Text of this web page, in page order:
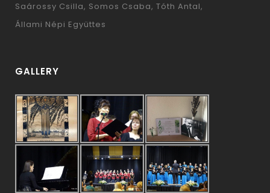
Saárossy Csilla Somos Csaba Tóth Antal
Állami Népi Együttes
GALLERY